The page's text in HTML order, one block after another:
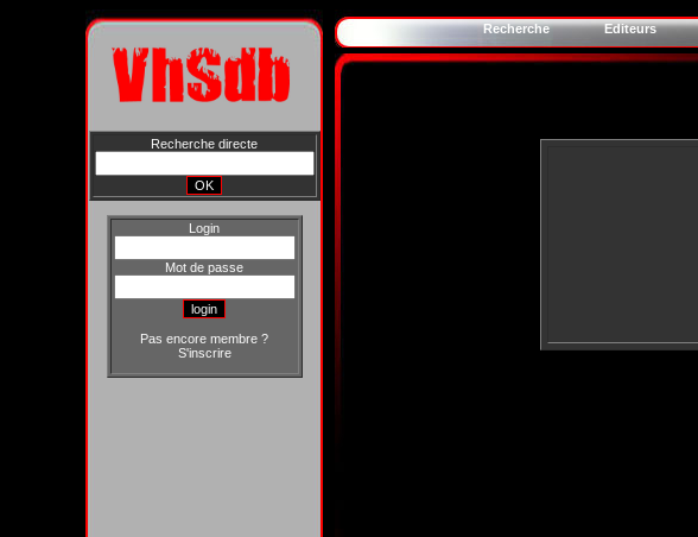
Recherche directe
Login
Mot de passe
Pas encore membre ?
S'inscrire
Recherche Editeurs